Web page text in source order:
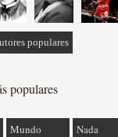
populares
populares
Mundo
Nada